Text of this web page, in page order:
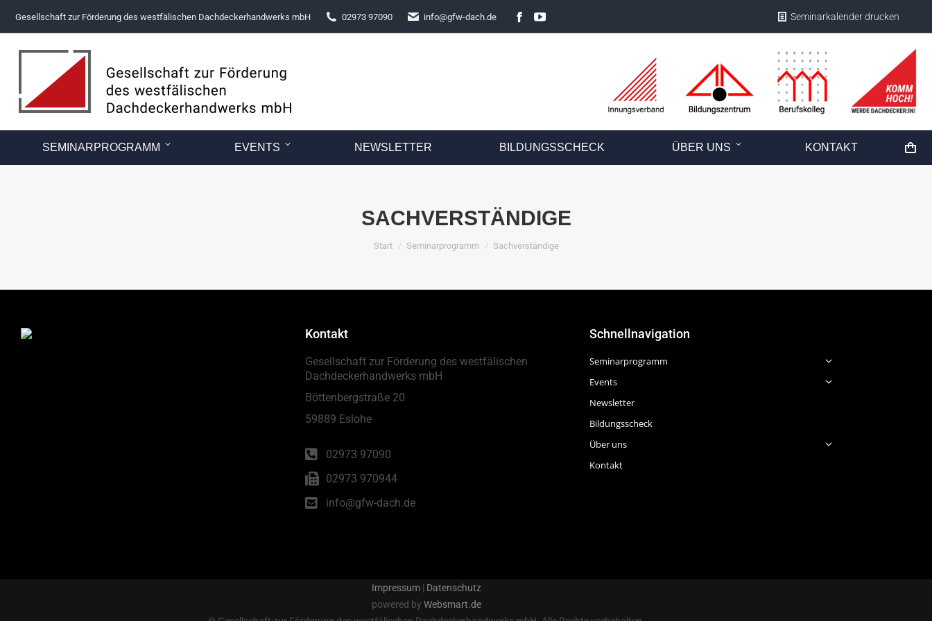
Gesellschaft zur Förderung des westfälischen Dachdeckerhandwerks mbH 02973 97090 info@gfw-dach.de Seminarkalender drucken
SEMINARPROGRAMM EVENTS NEWSLETTER BILDUNGSSCHECK ÜBER UNS KONTAKT
SACHVERSTÄNDIGE
Sie befinden sich hier:
Start Seminarprogramm Sachverständige
Kontakt
Gesellschaft zur Förderung des westfälischen
Dachdeckerhandwerks mbH
Böttenbergstraße 20
59889 Eslohe
02973 97090
02973 970944
info@gfw-dach.de
Schnellnavigation
Seminarprogramm
Events
Newsletter
Bildungsscheck
Über uns
Kontakt
Impressum | Datenschutz
powered by Websmart.de